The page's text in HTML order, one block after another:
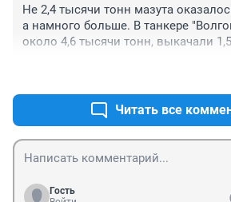
Не 2,4 тысячи тонн мазута
а намного больше. В танкере
около 4,6 тысячи тонн, выкачали
Поэтому ущерб необходимо
этого количества.
Читать все
Гость